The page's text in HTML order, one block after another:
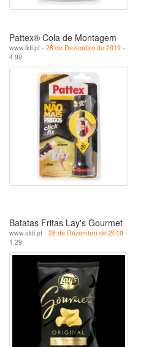
Pattex® Cola de Montagem
www.lidl.pt - 28 de Dezembro de 2019 -
4.99
Batatas Fritas Lay's Gourmet
www.aldi.pt - 28 de Dezembro de 2019 -
1.29